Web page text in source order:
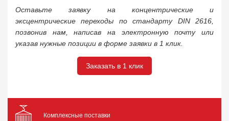
Оставьте заявку на концентрические и
эксцентрические переходы по стандарту DIN 2616,
позвонив нам, написав на электронную почту или
указав нужные позиции в форме заявки в 1 клик.
Заказать в 1 клик
Комплексные поставки